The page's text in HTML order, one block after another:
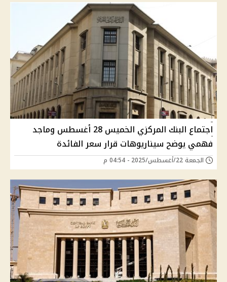
اجتماع البنك المركزي الخميس 28 أغسطس وماجد
فهمي يوضح سيناريوهات قرار سعر الفائدة
الجمعة 22/أغسطس/2025 - 04:54 م